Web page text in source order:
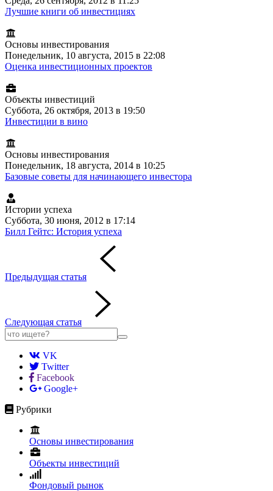
Лучшие книги об инвестициях
Основы инвестирования
Понедельник, 10 августа, 2015 в 22:08
Оценка инвестиционных проектов
Объекты инвестиций
Суббота, 26 октября, 2013 в 19:50
Инвестиции в вино
Основы инвестирования
Понедельник, 18 августа, 2014 в 10:25
Базовые советы для начинающего инвестора
Истории успеха
Суббота, 30 июня, 2012 в 17:14
Билл Гейтс: История успеха
Предыдущая статья
Следующая статья
VK
Twitter
Facebook
Google+
Рубрики
Основы инвестирования
Объекты инвестиций
Фондовый рынок